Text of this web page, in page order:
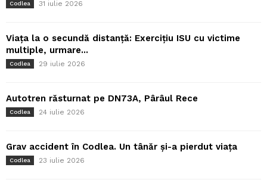
Codlea 31 iulie 2026
Viața la o secundă distanță: Exercițiu ISU cu victime
multiple, urmare...
Codlea 29 iulie 2026
Autotren răsturnat pe DN73A, Pârâul Rece
Codlea 24 iulie 2026
Grav accident în Codlea. Un tânăr și-a pierdut viața
Codlea 23 iulie 2026